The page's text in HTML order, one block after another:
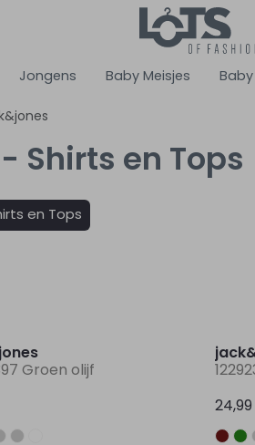
Jongens Baby Meisjes
Shirts en Tops
en Tops
Groen olijf
24,99